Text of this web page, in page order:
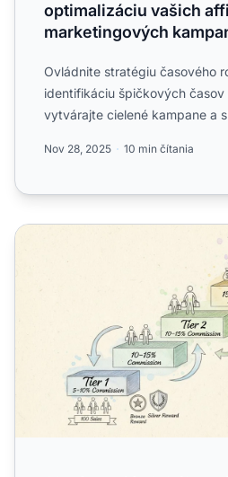
optimalizáciu vašich
marketingových
Ovládnite stratégiu časového
identifikáciu špičkových
vytvárajte cielené kampane a
Nov 28, 2025 10 min čítania
Ako fungujú globálne